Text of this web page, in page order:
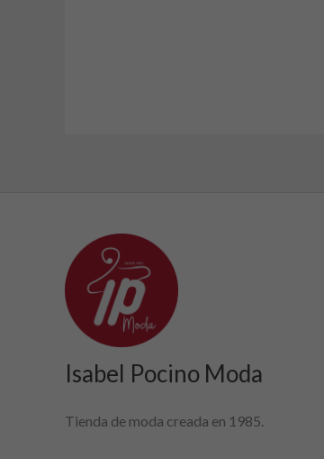
Isabel Pocino Moda
Tienda de moda creada en 1985.